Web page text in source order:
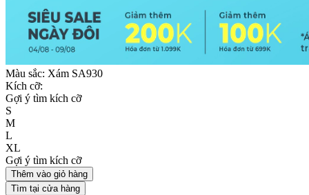
Màu sắc: Xám SA930
Kích cỡ:
Gợi ý tìm kích cỡ
S
M
L
XL
Gợi ý tìm kích cỡ
Thêm vào giỏ hàng
Tìm tại cửa hàng